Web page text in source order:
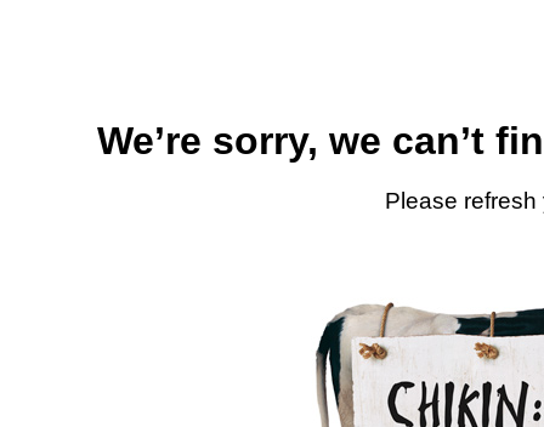
We’re sorry, we can’t
Please refresh